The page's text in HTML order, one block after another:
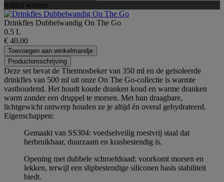
reddot winner
Drinkfles Dubbelwandig On The Go
0.5 L
€ 40,00
Toevoegen aan winkelmandje
Productomschrijving
Deze set bevat de Thermosbeker van 350 ml en de geïsoleerde
drinkfles van 500 ml uit onze On The Go-collectie is warmte
vasthoudend. Het houdt koude dranken koud en warme dranken
warm zonder een druppel te morsen. Met hun draagbare,
lichtgewicht ontwerp houden ze je altijd én overal gehydrateerd.
Eigenschappen:
Gemaakt van SS304: voedselveilig roestvrij staal dat
herbruikbaar, duurzaam en krasbestendig is.
Opening met dubbele schroefdraad: voorkomt morsen en
lekken, terwijl een slipbestendige siliconen basis stabiliteit
biedt.